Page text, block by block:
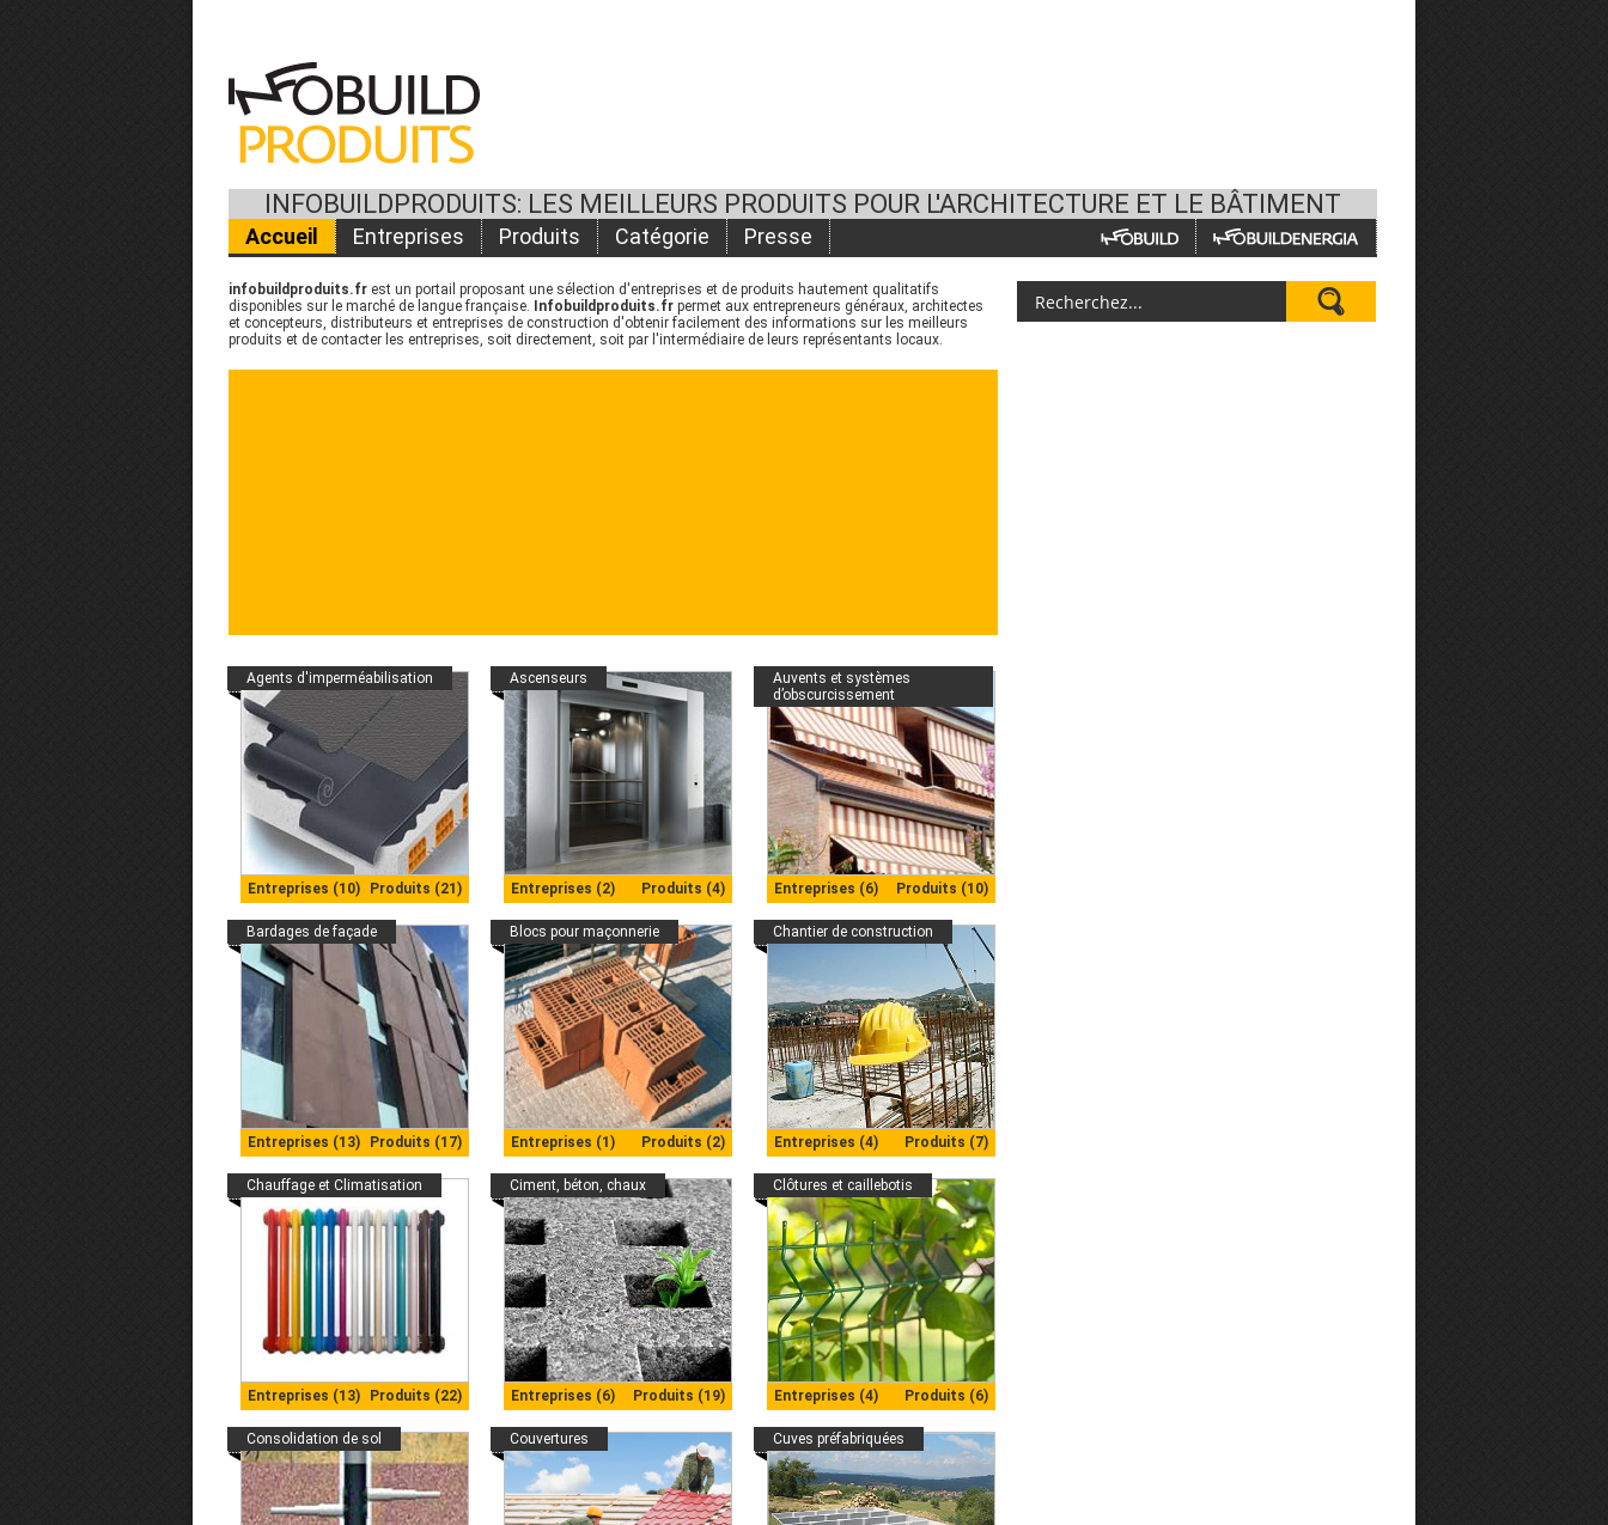
INFOBUILDPRODUITS: LES MEILLEURS PRODUITS POUR L'ARCHITECTURE ET LE BÂTIMENT
Accueil Entreprises Produits Catégorie Presse
infobuildproduits.fr est un portail proposant une sélection d'entreprises et de produits hautement qualitatifs
disponibles sur le marché de langue française.
Infobuildproduits.fr permet aux entrepreneurs généraux, architectes
et concepteurs, distributeurs et entreprises de construction d'obtenir facilement des informations sur les meilleurs
produits et de contacter les entreprises, soit directement, soit par l'intermédiaire de leurs représentants locaux.
Entreprises (10) Produits (21)
Agents d'imperméabilisation
Entreprises (2) Produits (4)
Ascenseurs
Entreprises (6) Produits (10)
Auvents et systèmes
d’obscurcissement
Entreprises (13) Produits (17)
Bardages de façade
Entreprises (1) Produits (2)
Blocs pour maçonnerie
Entreprises (4) Produits (7)
Chantier de construction
Entreprises (13) Produits (22)
Chauffage et Climatisation
Entreprises (6) Produits (19)
Ciment, béton, chaux
Entreprises (4) Produits (6)
Clôtures et caillebotis
Consolidation de sol Couvertures Cuves préfabriquées